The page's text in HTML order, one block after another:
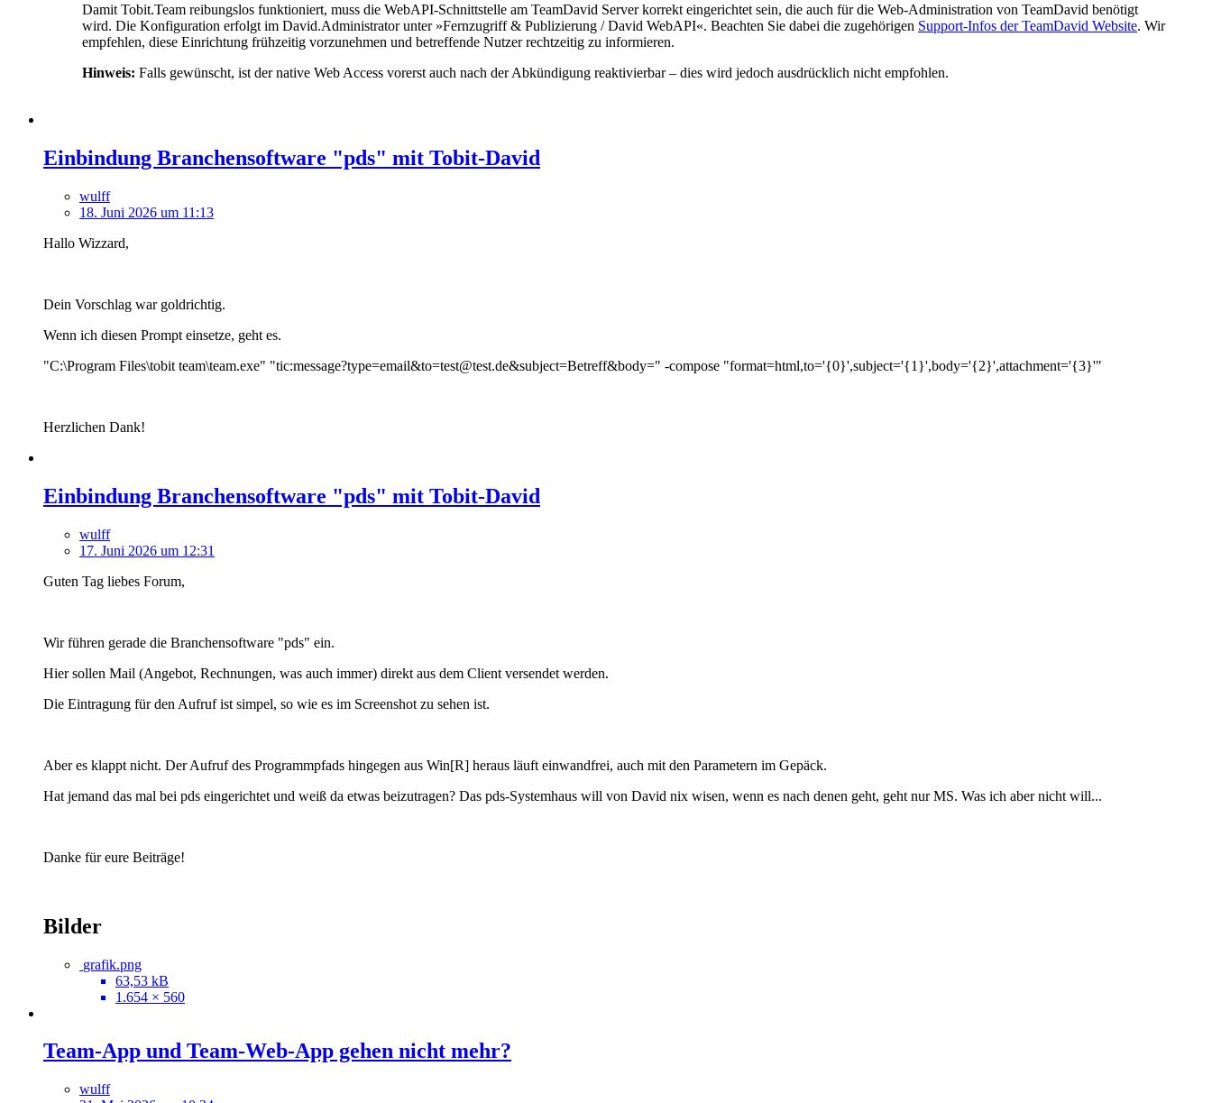
Damit Tobit.Team reibungslos funktioniert, muss die WebAPI-Schnittstelle am TeamDavid Server korrekt eingerichtet sein, die auch für die Web-Administration von TeamDavid benötigt
wird. Die Konfiguration erfolgt im David.Administrator unter »Fernzugriff & Publizierung / David WebAPI«. Beachten Sie dabei die zugehörigen Support-Infos der TeamDavid Website. Wir
empfehlen, diese Einrichtung frühzeitig vorzunehmen und betreffende Nutzer rechtzeitig zu informieren.
Hinweis: Falls gewünscht, ist der native Web Access vorerst auch nach der Abkündigung reaktivierbar – dies wird jedoch ausdrücklich nicht empfohlen.
Einbindung Branchensoftware "pds" mit Tobit-David
wulff
18. Juni 2026 um 11:13
Hallo Wizzard,
Dein Vorschlag war goldrichtig.
Wenn ich diesen Prompt einsetze, geht es.
"C:\Program Files\tobit team\team.exe" "tic:message?type=email&to=test@test.de&subject=Betreff&body=" -compose "format=html,to='{0}',subject='{1}',body='{2}',attachment='{3}'"
Herzlichen Dank!
Einbindung Branchensoftware "pds" mit Tobit-David
wulff
17. Juni 2026 um 12:31
Guten Tag liebes Forum,
Wir führen gerade die Branchensoftware "pds" ein.
Hier sollen Mail (Angebot, Rechnungen, was auch immer) direkt aus dem Client versendet werden.
Die Eintragung für den Aufruf ist simpel, so wie es im Screenshot zu sehen ist.
Aber es klappt nicht. Der Aufruf des Programmpfads hingegen aus Win[R] heraus läuft einwandfrei, auch mit den Parametern im Gepäck.
Hat jemand das mal bei pds eingerichtet und weiß da etwas beizutragen? Das pds-Systemhaus will von David nix wisen, wenn es nach denen geht, geht nur MS. Was ich aber nicht will...
Danke für eure Beiträge!
Bilder
grafik.png
63,53 kB
1.654 × 560
Team-App und Team-Web-App gehen nicht mehr?
wulff